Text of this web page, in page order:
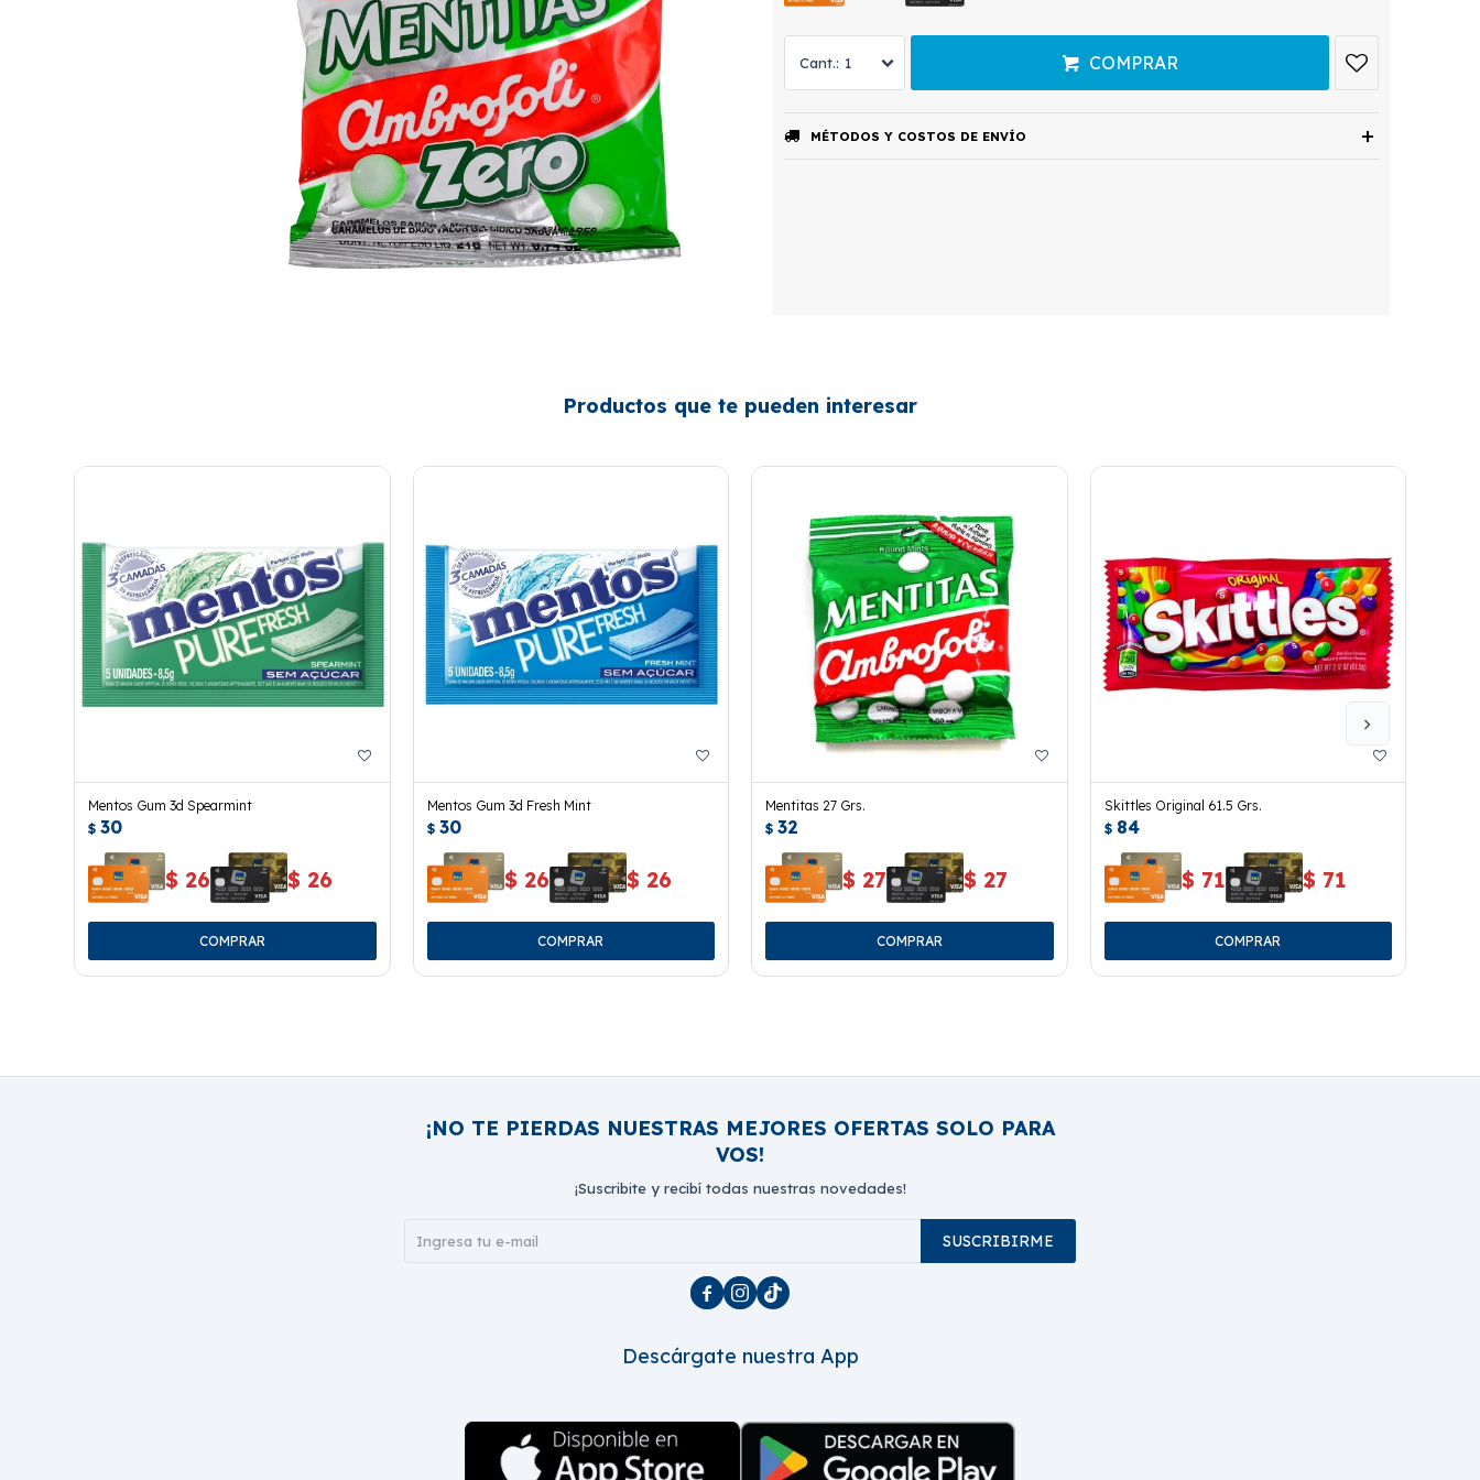
1 COMPRAR
MÉTODOS Y COSTOS DE ENVÍO
Productos que te pueden interesar
Mentos Gum 3d Spearmint
$ 30
$ 26 $ 26
Mentos Gum 3d Fresh Mint
$ 30
$ 26 $ 26
Mentitas 27 Grs.
$ 32
$ 27 $ 27
Skittles Original 61.5 Grs.
$ 84
$ 71 $ 71
¡NO TE PIERDAS NUESTRAS MEJORES OFERTAS SOLO PARA
VOS!
¡Suscribite y recibí todas nuestras novedades!
SUSCRIBIRME
  
Descárgate nuestra App